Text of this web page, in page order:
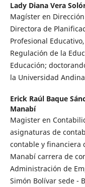
Lady Diana Vera
Magíster en
Directora de
Profesional
Regulación de la
Educación;
la Universidad
Erick Raúl Baque
Manabí
Magister en
asignaturas de
contable y financiera
Manabí carrera de
Administración de
Simón Bolívar sede -